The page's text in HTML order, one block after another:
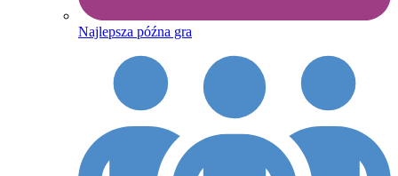
Najlepsza późna gra